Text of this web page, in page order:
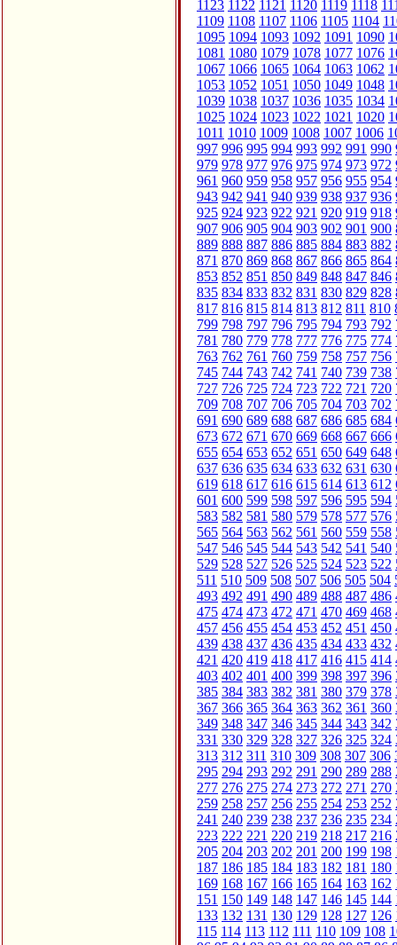
1123 1122 1121 1120 1119 1118
1109 1108 1107 1106 1105 1104
1095 1094 1093 1092 1091 1090
1081 1080 1079 1078 1077 1076
1067 1066 1065 1064 1063 1062
1053 1052 1051 1050 1049 1048
1039 1038 1037 1036 1035 1034
1025 1024 1023 1022 1021 1020
1011 1010 1009 1008 1007 1006
997 996 995 994 993 992 991 990
979 978 977 976 975 974 973 972
961 960 959 958 957 956 955 954
943 942 941 940 939 938 937 936
925 924 923 922 921 920 919 918
907 906 905 904 903 902 901 900
889 888 887 886 885 884 883 882
871 870 869 868 867 866 865 864
853 852 851 850 849 848 847 846
835 834 833 832 831 830 829 828
817 816 815 814 813 812 811 810
799 798 797 796 795 794 793 792
781 780 779 778 777 776 775 774
763 762 761 760 759 758 757 756
745 744 743 742 741 740 739 738
727 726 725 724 723 722 721 720
709 708 707 706 705 704 703 702
691 690 689 688 687 686 685 684
673 672 671 670 669 668 667 666
655 654 653 652 651 650 649 648
637 636 635 634 633 632 631 630
619 618 617 616 615 614 613 612
601 600 599 598 597 596 595 594
583 582 581 580 579 578 577 576
565 564 563 562 561 560 559 558
547 546 545 544 543 542 541 540
529 528 527 526 525 524 523 522
511 510 509 508 507 506 505 504
493 492 491 490 489 488 487 486
475 474 473 472 471 470 469 468
457 456 455 454 453 452 451 450
439 438 437 436 435 434 433 432
421 420 419 418 417 416 415 414
403 402 401 400 399 398 397 396
385 384 383 382 381 380 379 378
367 366 365 364 363 362 361 360
349 348 347 346 345 344 343 342
331 330 329 328 327 326 325 324
313 312 311 310 309 308 307 306
295 294 293 292 291 290 289 288
277 276 275 274 273 272 271 270
259 258 257 256 255 254 253 252
241 240 239 238 237 236 235 234
223 222 221 220 219 218 217 216
205 204 203 202 201 200 199 198
187 186 185 184 183 182 181 180
169 168 167 166 165 164 163 162
151 150 149 148 147 146 145 144
133 132 131 130 129 128 127 126
115 114 113 112 111 110 109 108